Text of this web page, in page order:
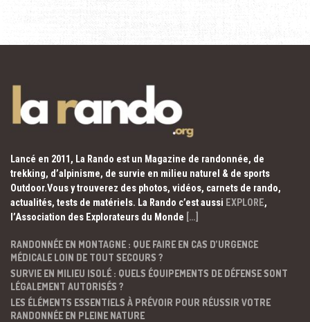
Lancé en 2011, La Rando est un Magazine de randonnée, de
trekking, d’alpinisme, de survie en milieu naturel & de sports
Outdoor.Vous y trouverez des photos, vidéos, carnets de rando,
actualités, tests de matériels. La Rando c’est aussi EXPLORE,
l’Association des Explorateurs du Monde […]
RANDONNÉE EN MONTAGNE : QUE FAIRE EN CAS D’URGENCE
MÉDICALE LOIN DE TOUT SECOURS ?
SURVIE EN MILIEU ISOLÉ : QUELS ÉQUIPEMENTS DE DÉFENSE SONT
LÉGALEMENT AUTORISÉS ?
LES ÉLÉMENTS ESSENTIELS À PRÉVOIR POUR RÉUSSIR VOTRE
RANDONNÉE EN PLEINE NATURE